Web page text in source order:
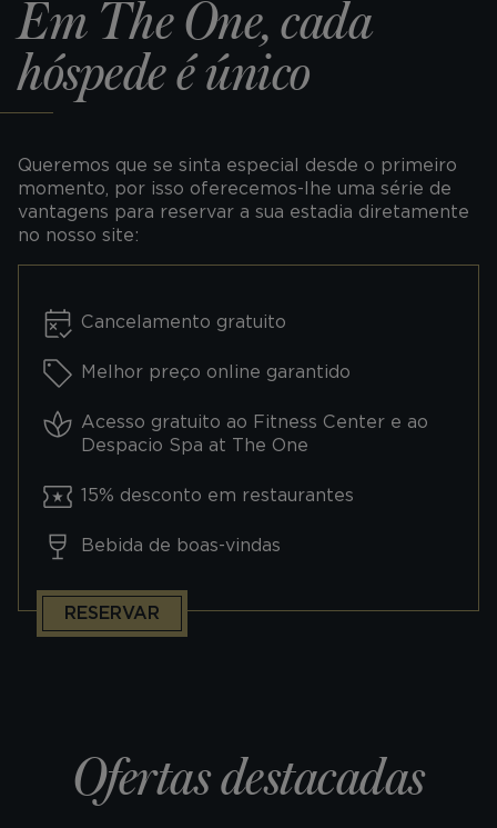
Em The One, cada
hóspede é único
Queremos que se sinta especial desde o primeiro
momento, por isso oferecemos-lhe uma série de
vantagens para reservar a sua estadia diretamente
no nosso site:
Cancelamento gratuito
Melhor preço online garantido
Acesso gratuito ao Fitness Center e ao
Despacio Spa at The One
15% desconto em restaurantes
Bebida de boas-vindas
RESERVAR
Ofertas destacadas